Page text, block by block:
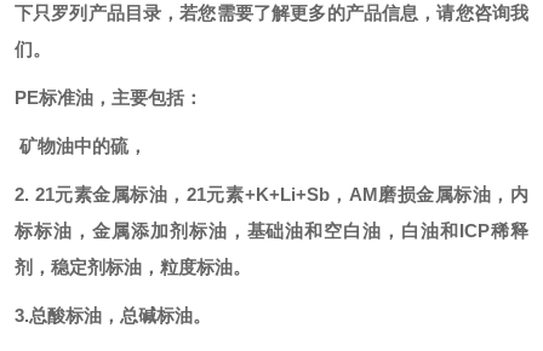
下只罗列产品目录，若您需要了解更多的产品信息，请您咨询我
们。
PE标准油，主要包括：
矿物油中的硫，
2. 21元素金属标油，21元素+K+Li+Sb，AM磨损金属标油，内
标标油，金属添加剂标油，基础油和空白油，白油和ICP稀释
剂，稳定剂标油，粒度标油。
3.总酸标油，总碱标油。